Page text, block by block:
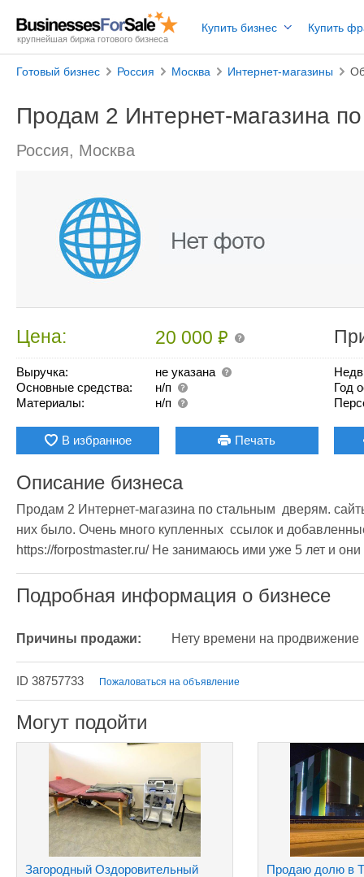
крупнейшая биржа готового бизнеса
Купить бизнес Купить
Готовый бизнес Россия Москва Интернет-магазины
Продам 2 Интернет-магазина
Россия, Москва
Цена: 20 000₽
Выручка:
не указана
Основные средства:
н/п
Материалы:
н/п
Год
В избранное Печать
Описание бизнеса
Продам 2 Интернет-магазина по стальным  дверям.
них было. Очень много купленных  ссылок и
https://forpostmaster.ru/ Не занимаюсь ими уже 5 лет и они
Подробная информация о бизнесе
Причины продажи: Нету времени на продвижение
ID 38757733 Пожаловаться на объявление
Могут подойти
Загородный Оздоровительный
Продаю долю в